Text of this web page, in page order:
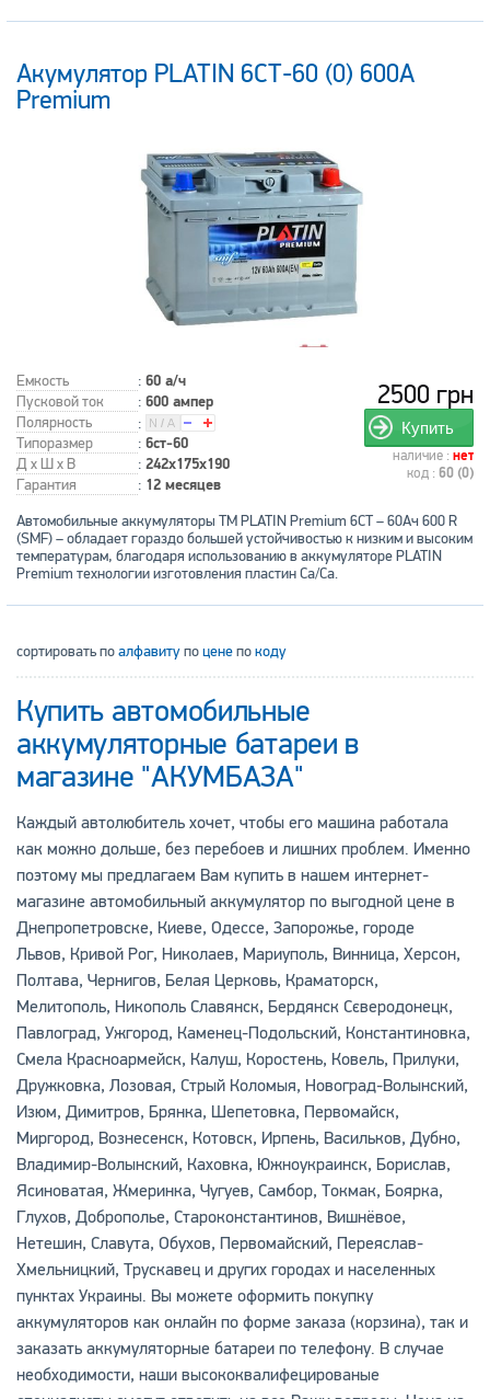
Акумулятор PLATIN 6СТ-60 (0) 600А
Premium
Емкость : 60 а/ч
Пусковой ток : 600 ампер
Полярность
:
Типоразмер
: 6ст-60
Д x Ш x В : 242x175x190
Гарантия : 12 месяцев
2500 грн
Купить
наличие : нет
код : 60 (0)
Автомобильные аккумуляторы ТМ PLATIN Premium 6СТ – 60Ач 600 R
(SMF) – обладает гораздо большей устойчивостью к низким и высоким
температурам, благодаря использованию в аккумуляторе PLATIN
Premium технологии изготовления пластин Ca/Ca.
сортировать поалфавитупоценепокоду
Купить автомобильные
аккумуляторные батареи в
магазине "АКУМБАЗА"
Каждый автолюбитель хочет, чтобы его машина работала
как можно дольше, без перебоев и лишних проблем. Именно
поэтому мы предлагаем Вам купить в нашем интернет-
магазине автомобильный аккумулятор по выгодной цене в
Днепропетровске, Киеве, Одессе, Запорожье, городе
Львов, Кривой Рог, Николаев, Мариуполь, Винница, Херсон,
Полтава, Чернигов, Белая Церковь, Краматорск,
Мелитополь, Никополь Славянск, Бердянск Сєверодонецк,
Павлоград, Ужгород, Каменец-Подольский, Константиновка,
Смела Красноармейск, Калуш, Коростень, Ковель, Прилуки,
Дружковка, Лозовая, Стрый Коломыя, Новоград-Волынский,
Изюм, Димитров, Брянка, Шепетовка, Первомайск,
Миргород, Вознесенск, Котовск, Ирпень, Васильков, Дубно,
Владимир-Волынский, Каховка, Южноукраинск, Борислав,
Ясиноватая, Жмеринка, Чугуев, Самбор, Токмак, Боярка,
Глухов, Доброполье, Староконстантинов, Вишнёвое,
Нетешин, Славута, Обухов, Первомайский, Переяслав-
Хмельницкий, Трускавец и других городах и населенных
пунктах Украины. Вы можете оформить покупку
аккумуляторов как онлайн по форме заказа (корзина), так и
заказать аккумуляторные батареи по телефону. В случае
необходимости, наши высококвалифецированые